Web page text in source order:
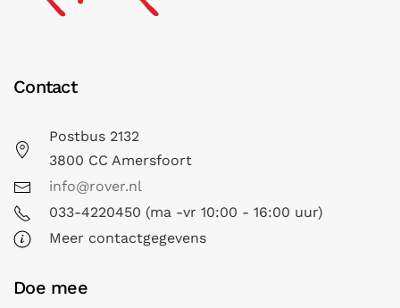
Contact
Postbus 2132
3800 CC Amersfoort
info@rover.nl
033-4220450 (ma -vr 10:00 - 16:00 uur)
Meer contactgegevens
Doe mee